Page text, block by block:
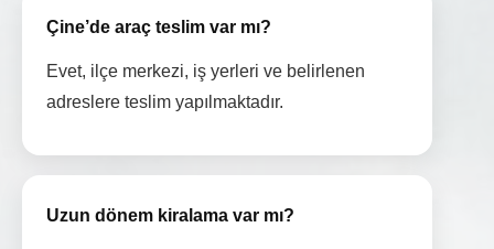
Çine’de araç teslim var mı?
Evet, ilçe merkezi, iş yerleri ve belirlenen
adreslere teslim yapılmaktadır.
Uzun dönem kiralama var mı?